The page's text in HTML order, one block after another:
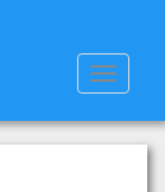
Toggle